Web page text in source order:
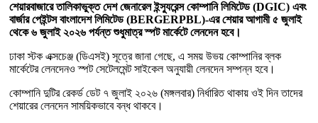
শেয়ারবাজারে তালিকাভুক্ত দেশ জেনারেল ইন্স্যুরেন্স কোম্পানি লিমিটেড (DGIC) এবং
বার্জার পেইন্টস বাংলাদেশ লিমিটেড (BERGERPBL)-এর শেয়ার আগামী ৫ জুলাই
থেকে ৬ জুলাই ২০২৬ পর্যন্ত শুধুমাত্র স্পট মার্কেটে লেনদেন হবে।
ঢাকা স্টক এক্সচেঞ্জ (ডিএসই) সূত্রে জানা গেছে, এ সময় উভয় কোম্পানির ব্লক
মার্কেটের লেনদেনও স্পট সেটেলমেন্ট সাইকেল অনুযায়ী লেনদেন সম্পন্ন হবে।
কোম্পানি দুটির রেকর্ড ডেট ৭ জুলাই ২০২৬ (মঙ্গলবার) নির্ধারিত থাকায় ওই দিন তাদের
শেয়ারের লেনদেন সাময়িকভাবে বন্ধ থাকবে।